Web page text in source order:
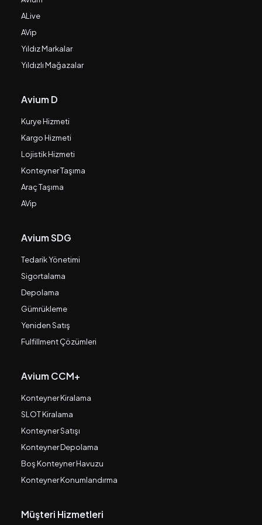
ALive
AVip
Yıldız Markalar
Yıldızlı Mağazalar
Avium D
Kurye Hizmeti
Kargo Hizmeti
Lojistik Hizmeti
Konteyner Taşıma
Araç Taşıma
AVip
Avium SDG
Tedarik Yönetimi
Sigortalama
Depolama
Gümrükleme
Yeniden Satış
Fulfillment Çözümleri
Avium CCM+
Konteyner Kiralama
SLOT Kiralama
Konteyner Satışı
Konteyner Depolama
Boş Konteyner Havuzu
Konteyner Konumlandırma
Müşteri Hizmetleri